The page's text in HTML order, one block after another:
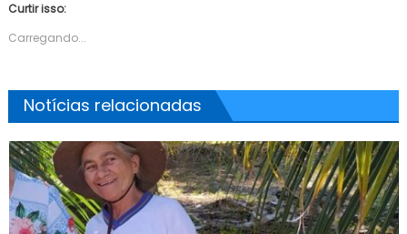
Curtir isso:
Carregando...
Notícias relacionadas